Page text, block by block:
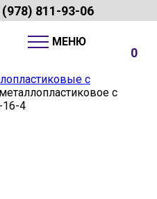
(978) 811-93-06
0
с
с
16-4